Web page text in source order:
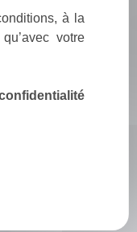
à la
votre